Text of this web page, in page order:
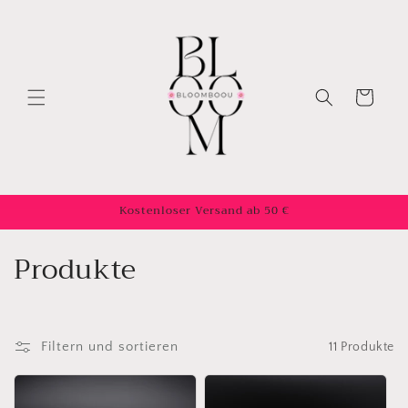
Warenkorb
Kostenloser Versand ab 50 €
K
t
e
Produkte
Filtern und sortieren 11 Produkte